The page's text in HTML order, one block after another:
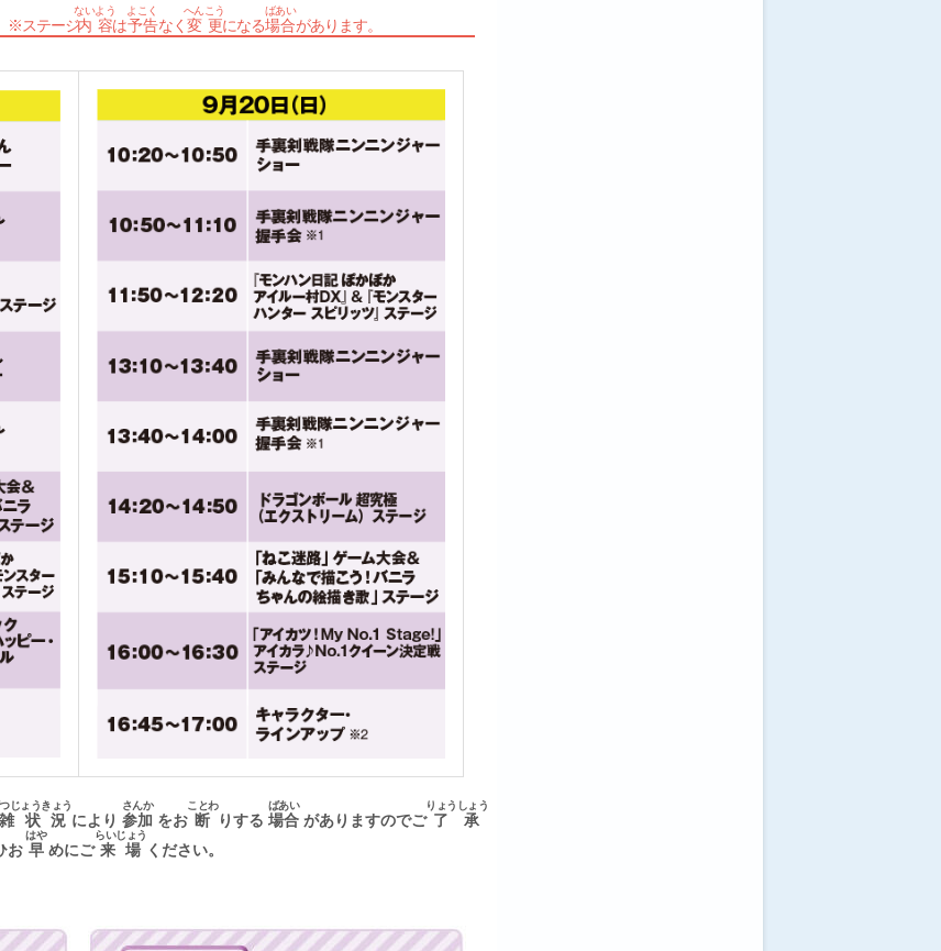
※ステージ内容
ないよう
は予告
よこく
なく 変更
へんこう
になる場合
ばあい
があります。
状況
じょうきょう
により 参加
さんか
をお 断
ことわ
りする 場合
ばあい
がありますのでご 了承
りょうしょう
お 早
はや
めにご 来場
らいじょう
ください。